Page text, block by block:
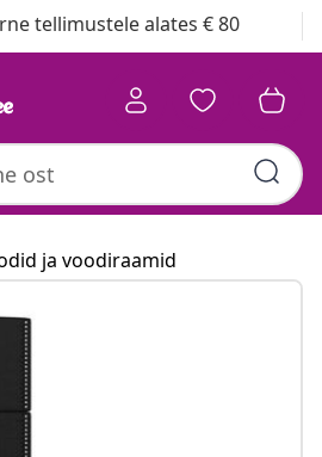
tellimustele alates € 80
ja voodiraamid